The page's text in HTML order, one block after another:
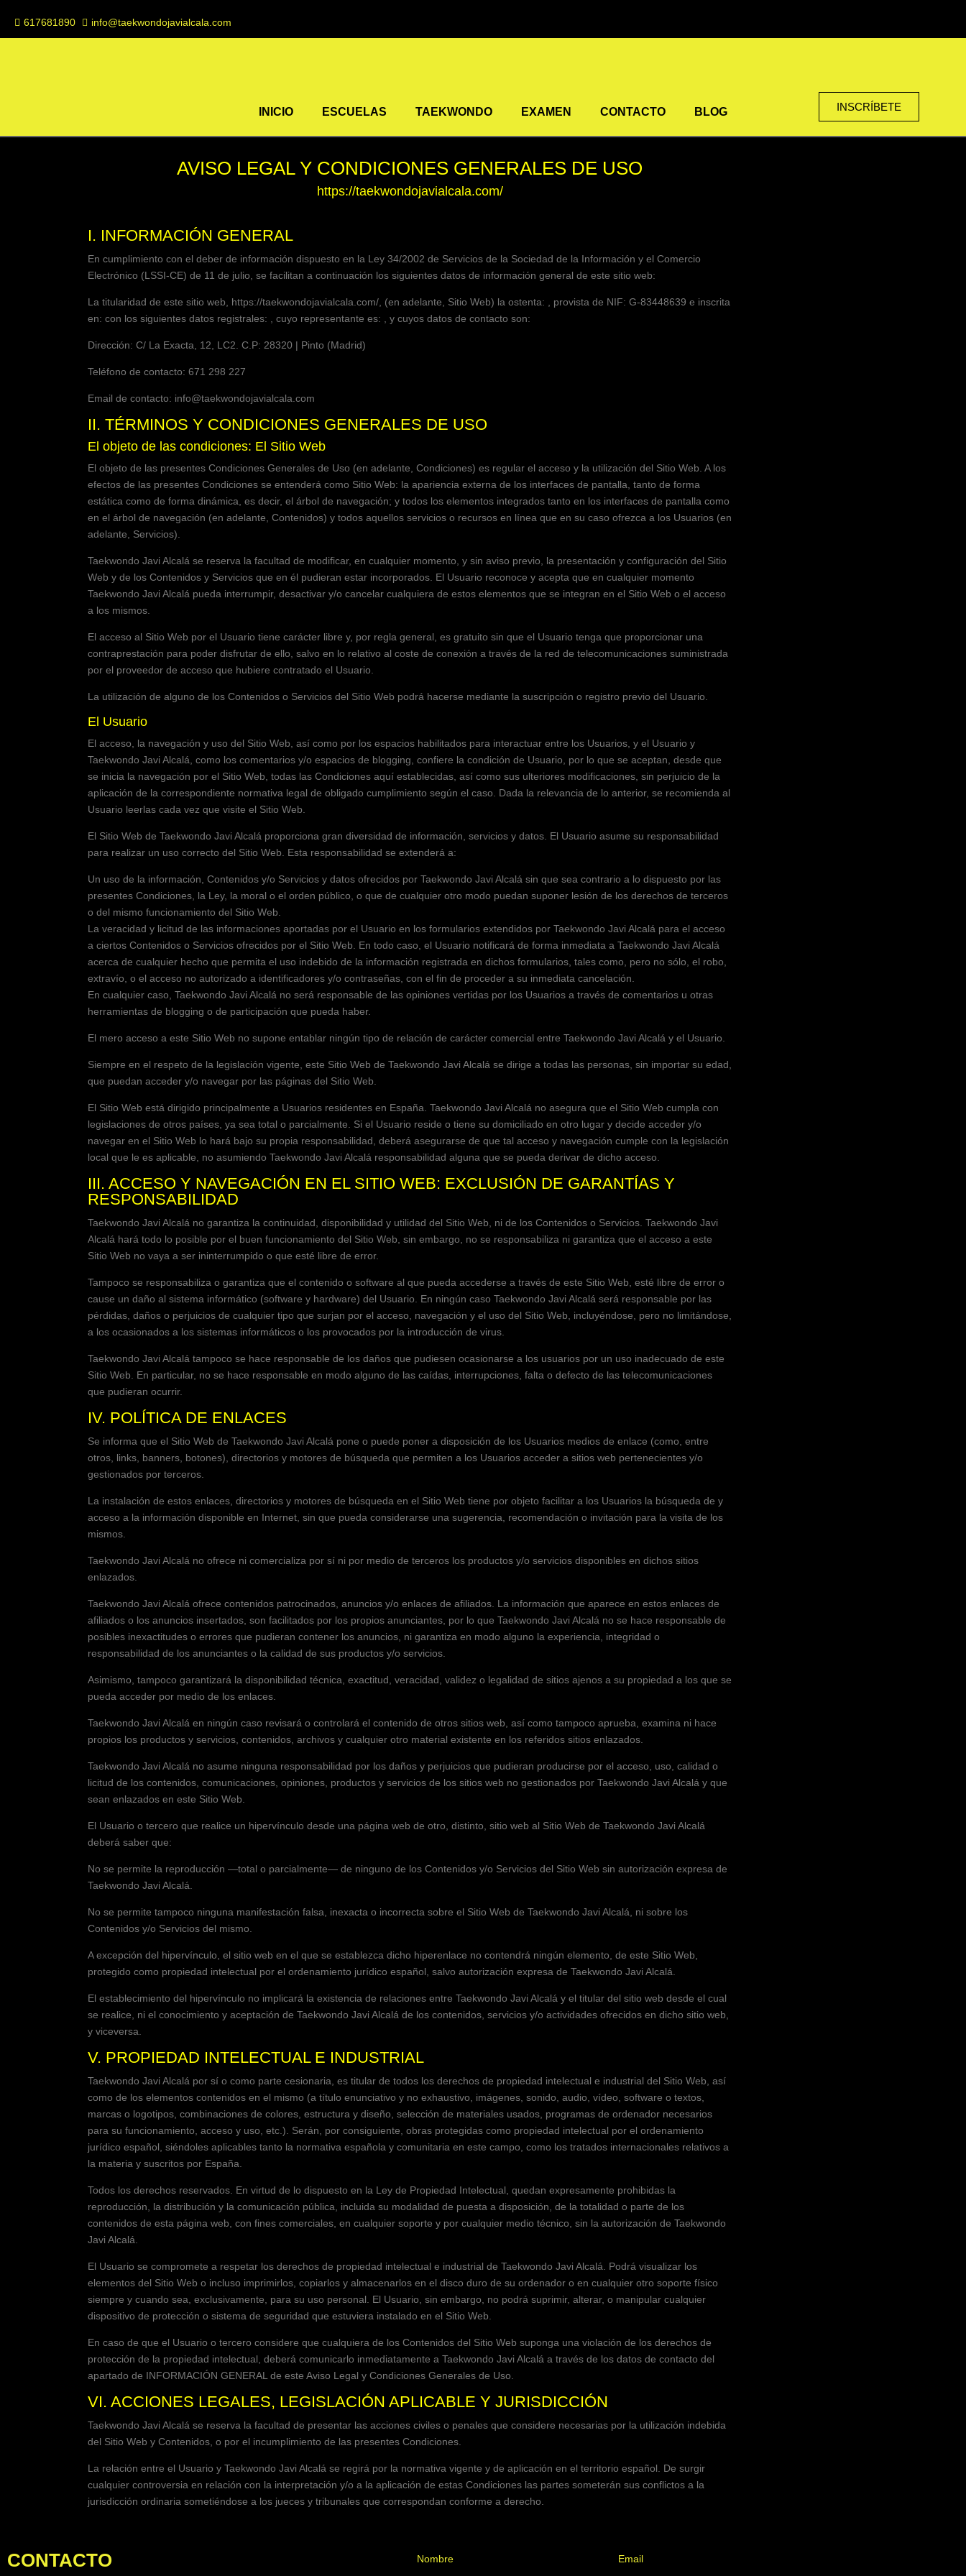
617681890 info@taekwondojavialcala.com
INICIO ESCUELAS TAEKWONDO EXAMEN CONTACTO BLOG INSCRÍBETE
AVISO LEGAL Y CONDICIONES GENERALES DE USO
https://taekwondojavialcala.com/
I. INFORMACIÓN GENERAL
En cumplimiento con el deber de información dispuesto en la Ley 34/2002 de Servicios de la Sociedad de la Información y el Comercio
Electrónico (LSSI-CE) de 11 de julio, se facilitan a continuación los siguientes datos de información general de este sitio web:
La titularidad de este sitio web, https://taekwondojavialcala.com/ , (en adelante, Sitio Web) la ostenta: , provista de NIF: G-83448639 e inscrita
en: con los siguientes datos registrales: , cuyo representante es: , y cuyos datos de contacto son:
Dirección: C/ La Exacta, 12, LC2. C.P: 28320 | Pinto (Madrid)
Teléfono de contacto: 671 298 227
Email de contacto: info@taekwondojavialcala.com
II. TÉRMINOS Y CONDICIONES GENERALES DE USO
El objeto de las condiciones: El Sitio Web
El objeto de las presentes Condiciones Generales de Uso (en adelante, Condiciones) es regular el acceso y la utilización del Sitio Web. A los
efectos de las presentes Condiciones se entenderá como Sitio Web: la apariencia externa de los interfaces de pantalla, tanto de forma
estática como de forma dinámica, es decir, el árbol de navegación; y todos los elementos integrados tanto en los interfaces de pantalla como
en el árbol de navegación (en adelante, Contenidos) y todos aquellos servicios o recursos en línea que en su caso ofrezca a los Usuarios (en
adelante, Servicios).
Taekwondo Javi Alcalá se reserva la facultad de modificar, en cualquier momento, y sin aviso previo, la presentación y configuración del Sitio
Web y de los Contenidos y Servicios que en él pudieran estar incorporados. El Usuario reconoce y acepta que en cualquier momento
Taekwondo Javi Alcalá pueda interrumpir, desactivar y/o cancelar cualquiera de estos elementos que se integran en el Sitio Web o el acceso
a los mismos.
El acceso al Sitio Web por el Usuario tiene carácter libre y, por regla general, es gratuito sin que el Usuario tenga que proporcionar una
contraprestación para poder disfrutar de ello, salvo en lo relativo al coste de conexión a través de la red de telecomunicaciones suministrada
por el proveedor de acceso que hubiere contratado el Usuario.
La utilización de alguno de los Contenidos o Servicios del Sitio Web podrá hacerse mediante la suscripción o registro previo del Usuario.
El Usuario
El acceso, la navegación y uso del Sitio Web, así como por los espacios habilitados para interactuar entre los Usuarios, y el Usuario y
Taekwondo Javi Alcalá , como los comentarios y/o espacios de blogging, confiere la condición de Usuario, por lo que se aceptan, desde que
se inicia la navegación por el Sitio Web, todas las Condiciones aquí establecidas, así como sus ulteriores modificaciones, sin perjuicio de la
aplicación de la correspondiente normativa legal de obligado cumplimiento según el caso. Dada la relevancia de lo anterior, se recomienda al
Usuario leerlas cada vez que visite el Sitio Web.
El Sitio Web de Taekwondo Javi Alcalá proporciona gran diversidad de información, servicios y datos. El Usuario asume su responsabilidad
para realizar un uso correcto del Sitio Web. Esta responsabilidad se extenderá a:
Un uso de la información, Contenidos y/o Servicios y datos ofrecidos por Taekwondo Javi Alcalá sin que sea contrario a lo dispuesto por las
presentes Condiciones, la Ley, la moral o el orden público, o que de cualquier otro modo puedan suponer lesión de los derechos de terceros
o del mismo funcionamiento del Sitio Web.
La veracidad y licitud de las informaciones aportadas por el Usuario en los formularios extendidos por Taekwondo Javi Alcalá para el acceso
a ciertos Contenidos o Servicios ofrecidos por el Sitio Web. En todo caso, el Usuario notificará de forma inmediata a Taekwondo Javi Alcalá
acerca de cualquier hecho que permita el uso indebido de la información registrada en dichos formularios, tales como, pero no sólo, el robo,
extravío, o el acceso no autorizado a identificadores y/o contraseñas, con el fin de proceder a su inmediata cancelación.
En cualquier caso, Taekwondo Javi Alcalá no será responsable de las opiniones vertidas por los Usuarios a través de comentarios u otras
herramientas de blogging o de participación que pueda haber.
El mero acceso a este Sitio Web no supone entablar ningún tipo de relación de carácter comercial entre Taekwondo Javi Alcalá y el Usuario.
Siempre en el respeto de la legislación vigente, este Sitio Web de Taekwondo Javi Alcalá se dirige a todas las personas, sin importar su edad,
que puedan acceder y/o navegar por las páginas del Sitio Web.
El Sitio Web está dirigido principalmente a Usuarios residentes en España Taekwondo Javi Alcalá no asegura que el Sitio Web cumpla con
legislaciones de otros países, ya sea total o parcialmente. Si el Usuario reside o tiene su domiciliado en otro lugar y decide acceder y/o
navegar en el Sitio Web lo hará bajo su propia responsabilidad, deberá asegurarse de que tal acceso y navegación cumple con la legislación
local que le es aplicable, no asumiendo Taekwondo Javi Alcalá responsabilidad alguna que se pueda derivar de dicho acceso.
III. ACCESO Y NAVEGACIÓN EN EL SITIO WEB: EXCLUSIÓN DE GARANTÍAS Y
RESPONSABILIDAD
Taekwondo Javi Alcalá no garantiza la continuidad, disponibilidad y utilidad del Sitio Web, ni de los Contenidos o Servicios. Taekwondo Javi
Alcalá hará todo lo posible por el buen funcionamiento del Sitio Web, sin embargo, no se responsabiliza ni garantiza que el acceso a este
Sitio Web no vaya a ser ininterrumpido o que esté libre de error.
Tampoco se responsabiliza o garantiza que el contenido o software al que pueda accederse a través de este Sitio Web, esté libre de error o
cause un daño al sistema informático (software y hardware) del Usuario. En ningún caso Taekwondo Javi Alcalá será responsable por las
pérdidas, daños o perjuicios de cualquier tipo que surjan por el acceso, navegación y el uso del Sitio Web, incluyéndose, pero no limitándose,
a los ocasionados a los sistemas informáticos o los provocados por la introducción de virus.
Taekwondo Javi Alcalá tampoco se hace responsable de los daños que pudiesen ocasionarse a los usuarios por un uso inadecuado de este
Sitio Web. En particular, no se hace responsable en modo alguno de las caídas, interrupciones, falta o defecto de las telecomunicaciones
que pudieran ocurrir.
IV. POLÍTICA DE ENLACES
Se informa que el Sitio Web de Taekwondo Javi Alcalá pone o puede poner a disposición de los Usuarios medios de enlace (como, entre
otros, links, banners, botones), directorios y motores de búsqueda que permiten a los Usuarios acceder a sitios web pertenecientes y/o
gestionados por terceros.
La instalación de estos enlaces, directorios y motores de búsqueda en el Sitio Web tiene por objeto facilitar a los Usuarios la búsqueda de y
acceso a la información disponible en Internet, sin que pueda considerarse una sugerencia, recomendación o invitación para la visita de los
mismos.
Taekwondo Javi Alcalá no ofrece ni comercializa por sí ni por medio de terceros los productos y/o servicios disponibles en dichos sitios
enlazados.
Taekwondo Javi Alcalá ofrece contenidos patrocinados, anuncios y/o enlaces de afiliados. La información que aparece en estos enlaces de
afiliados o los anuncios insertados, son facilitados por los propios anunciantes, por lo que Taekwondo Javi Alcalá no se hace responsable de
posibles inexactitudes o errores que pudieran contener los anuncios, ni garantiza en modo alguno la experiencia, integridad o
responsabilidad de los anunciantes o la calidad de sus productos y/o servicios.
Asimismo, tampoco garantizará la disponibilidad técnica, exactitud, veracidad, validez o legalidad de sitios ajenos a su propiedad a los que se
pueda acceder por medio de los enlaces.
Taekwondo Javi Alcalá en ningún caso revisará o controlará el contenido de otros sitios web, así como tampoco aprueba, examina ni hace
propios los productos y servicios, contenidos, archivos y cualquier otro material existente en los referidos sitios enlazados.
Taekwondo Javi Alcalá no asume ninguna responsabilidad por los daños y perjuicios que pudieran producirse por el acceso, uso, calidad o
licitud de los contenidos, comunicaciones, opiniones, productos y servicios de los sitios web no gestionados por Taekwondo Javi Alcalá y que
sean enlazados en este Sitio Web.
El Usuario o tercero que realice un hipervínculo desde una página web de otro, distinto, sitio web al Sitio Web de Taekwondo Javi Alcalá
deberá saber que:
No se permite la reproducción —total o parcialmente— de ninguno de los Contenidos y/o Servicios del Sitio Web sin autorización expresa de
Taekwondo Javi Alcalá
No se permite tampoco ninguna manifestación falsa, inexacta o incorrecta sobre el Sitio Web de Taekwondo Javi Alcalá , ni sobre los
Contenidos y/o Servicios del mismo.
A excepción del hipervínculo, el sitio web en el que se establezca dicho hiperenlace no contendrá ningún elemento, de este Sitio Web,
protegido como propiedad intelectual por el ordenamiento jurídico español, salvo autorización expresa de Taekwondo Javi Alcalá
El establecimiento del hipervínculo no implicará la existencia de relaciones entre Taekwondo Javi Alcalá y el titular del sitio web desde el cual
se realice, ni el conocimiento y aceptación de Taekwondo Javi Alcalá de los contenidos, servicios y/o actividades ofrecidos en dicho sitio web,
y viceversa.
V. PROPIEDAD INTELECTUAL E INDUSTRIAL
Taekwondo Javi Alcalá por sí o como parte cesionaria, es titular de todos los derechos de propiedad intelectual e industrial del Sitio Web, así
como de los elementos contenidos en el mismo (a título enunciativo y no exhaustivo, imágenes, sonido, audio, vídeo, software o textos,
marcas o logotipos, combinaciones de colores, estructura y diseño, selección de materiales usados, programas de ordenador necesarios
para su funcionamiento, acceso y uso, etc.). Serán, por consiguiente, obras protegidas como propiedad intelectual por el ordenamiento
jurídico español, siéndoles aplicables tanto la normativa española y comunitaria en este campo, como los tratados internacionales relativos a
la materia y suscritos por España.
Todos los derechos reservados. En virtud de lo dispuesto en la Ley de Propiedad Intelectual, quedan expresamente prohibidas la
reproducción, la distribución y la comunicación pública, incluida su modalidad de puesta a disposición, de la totalidad o parte de los
contenidos de esta página web, con fines comerciales, en cualquier soporte y por cualquier medio técnico, sin la autorización de Taekwondo
Javi Alcalá
El Usuario se compromete a respetar los derechos de propiedad intelectual e industrial de Taekwondo Javi Alcalá . Podrá visualizar los
elementos del Sitio Web o incluso imprimirlos, copiarlos y almacenarlos en el disco duro de su ordenador o en cualquier otro soporte físico
siempre y cuando sea, exclusivamente, para su uso personal. El Usuario, sin embargo, no podrá suprimir, alterar, o manipular cualquier
dispositivo de protección o sistema de seguridad que estuviera instalado en el Sitio Web.
En caso de que el Usuario o tercero considere que cualquiera de los Contenidos del Sitio Web suponga una violación de los derechos de
protección de la propiedad intelectual, deberá comunicarlo inmediatamente a Taekwondo Javi Alcalá a través de los datos de contacto del
apartado de INFORMACIÓN GENERAL de este Aviso Legal y Condiciones Generales de Uso.
VI. ACCIONES LEGALES, LEGISLACIÓN APLICABLE Y JURISDICCIÓN
Taekwondo Javi Alcalá se reserva la facultad de presentar las acciones civiles o penales que considere necesarias por la utilización indebida
del Sitio Web y Contenidos, o por el incumplimiento de las presentes Condiciones.
La relación entre el Usuario y Taekwondo Javi Alcalá se regirá por la normativa vigente y de aplicación en el territorio español. De surgir
cualquier controversia en relación con la interpretación y/o a la aplicación de estas Condiciones las partes someterán sus conflictos a la
jurisdicción ordinaria sometiéndose a los jueces y tribunales que correspondan conforme a derecho.
CONTACTO Nombre Email